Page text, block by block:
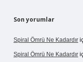
Son yorumlar
Spiral Ömrü Ne Kadardır
Spiral Ömrü Ne Kadardır